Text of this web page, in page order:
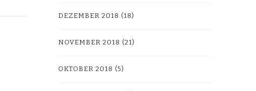
DEZEMBER 2018 (18)
NOVEMBER 2018 (21)
OKTOBER 2018 (5)